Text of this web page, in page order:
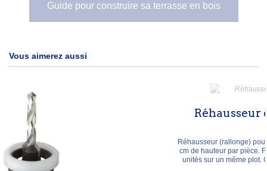
Guide pour construire sa terrasse en bois
Vous aimerez aussi
Réhausseur de plot de terrasse
Réhausseur (rallonge) pour plot de terrasse Solidor, ajoutant 10
cm de hauteur par pièce. Fileté et vissable, empilable jusqu'à 9
unités sur un même plot. Compatible avec les plots réglables